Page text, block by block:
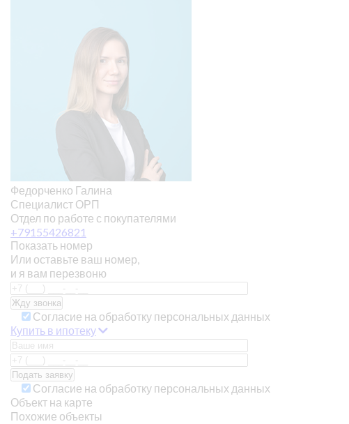
Федорченко Галина
Специалист ОРП
Отдел по работе с покупателями
+79155426821
Показать номер
Или оставьте ваш номер,
и я вам перезвоню
Согласие на обработку персональных данных
Купить в ипотеку
Согласие на обработку персональных данных
Объект на карте
Похожие объекты